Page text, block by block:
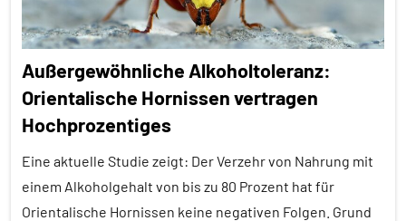
Außergewöhnliche Alkoholtoleranz:
Orientalische Hornissen vertragen
Hochprozentiges
Eine aktuelle Studie zeigt: Der Verzehr von Nahrung mit
einem Alkoholgehalt von bis zu 80 Prozent hat für
Orientalische Hornissen keine negativen Folgen. Grund